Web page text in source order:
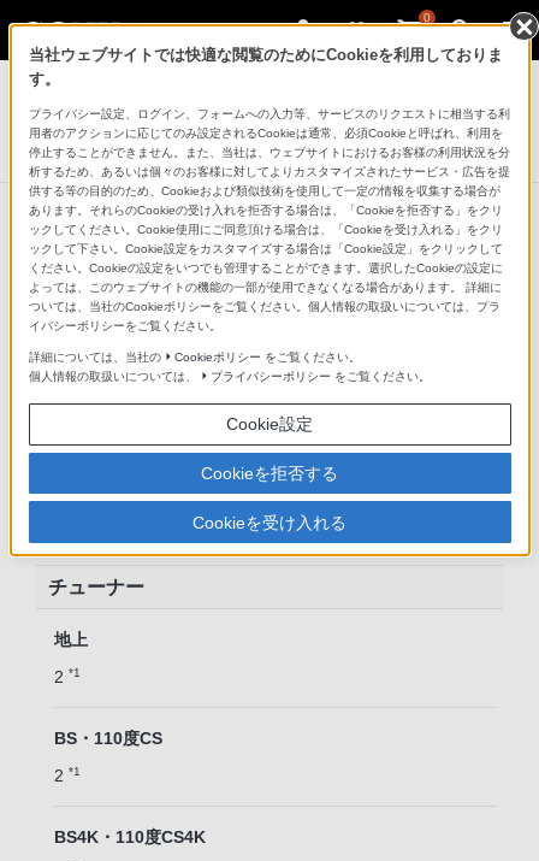
0
テレビ ブラビア
4K有機ELテレビ
A8Hシリーズ
他の商品と比較する
●：対応 -：該当なし
仕様表
チューナー
地上
2 *1
BS・110度CS
2 *1
BS4K・110度CS4K
当社ウェブサイトでは快適な閲覧のためにCookieを利用しておりま
す。
プライバシー設定、ログイン、フォームへの入力等、サービスのリクエストに相当する利
用者のアクションに応じてのみ設定されるCookieは通常、必須Cookieと呼ばれ、利用を
停止することができません。また、当社は、ウェブサイトにおけるお客様の利用状況を分
析するため、あるいは個々のお客様に対してよりカスタマイズされたサービス・広告を提
供する等の目的のため、Cookieおよび類似技術を使用して一定の情報を収集する場合が
あります。それらのCookieの受け入れを拒否する場合は、「Cookieを拒否する」をクリ
ックしてください。Cookie使用にご同意頂ける場合は、「Cookieを受け入れる」をクリ
ックして下さい。Cookie設定をカスタマイズする場合は「Cookie設定」をクリックして
ください。Cookieの設定をいつでも管理することができます。選択したCookieの設定に
よっては、このウェブサイトの機能の一部が使用できなくなる場合があります。 詳細に
ついては、当社のCookieポリシーをご覧ください。個人情報の取扱いについては、プラ
イバシーポリシーをご覧ください。
詳細については、当社の Cookieポリシー をご覧ください。
個人情報の取扱いについては、
プライバシーポリシー をご覧ください。
Cookie設定
Cookieを拒否する
Cookieを受け入れる